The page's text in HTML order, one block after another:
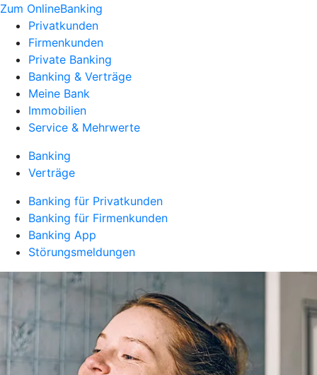
Zum OnlineBanking
Privatkunden
Firmenkunden
Private Banking
Banking & Verträge
Meine Bank
Immobilien
Service & Mehrwerte
Banking
Verträge
Banking für Privatkunden
Banking für Firmenkunden
Banking App
Störungsmeldungen